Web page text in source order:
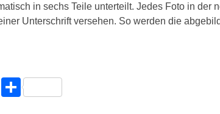
in sechs Teile unterteilt. Jedes Foto in der
Unterschrift versehen. So werden die
O T